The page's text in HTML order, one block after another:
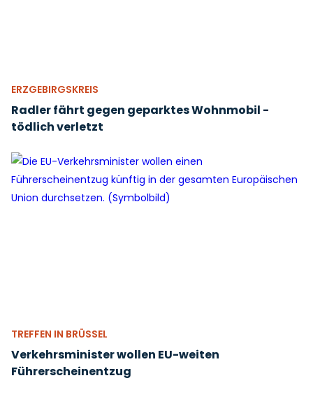
ERZGEBIRGSKREIS
Radler fährt gegen geparktes Wohnmobil -
tödlich verletzt
TREFFEN IN BRÜSSEL
Verkehrsminister wollen EU-weiten
Führerscheinentzug